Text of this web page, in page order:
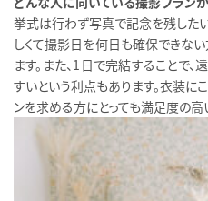
挙式は行わず写真で記念を残した
しくて撮影日を何日も確保できない
ます。また、1日で完結することで
すいという利点もあります。衣装に
ンを求める方にとっても満足度の高